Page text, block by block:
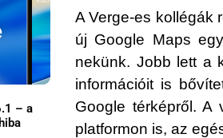
– a
A Verge-es kollégák
új Google Maps
nekünk. Jobb lett a
információit is
Google térképről. A
platformon is, az